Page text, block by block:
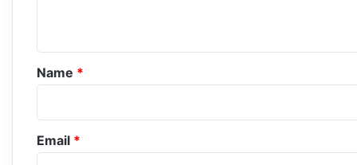
*
Name *
Email *